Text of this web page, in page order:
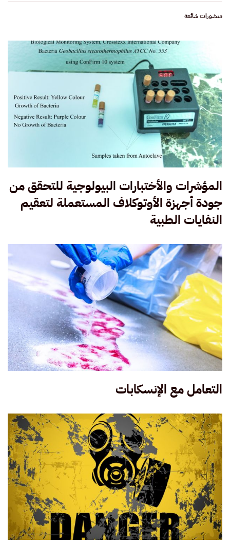
منشورات شائعة
المؤشرات والأختبارات البيولوجية للتحقق من
جودة أجهزة الأوتوكلاف المستعملة لتعقيم
النفايات الطبية
التعامل مع الإنسكابات